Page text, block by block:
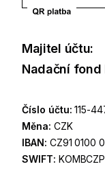
Majitel účtu:
Nadační fond
Číslo účtu:115-
Měna: CZK
IBAN: CZ91 0100
SWIFT: